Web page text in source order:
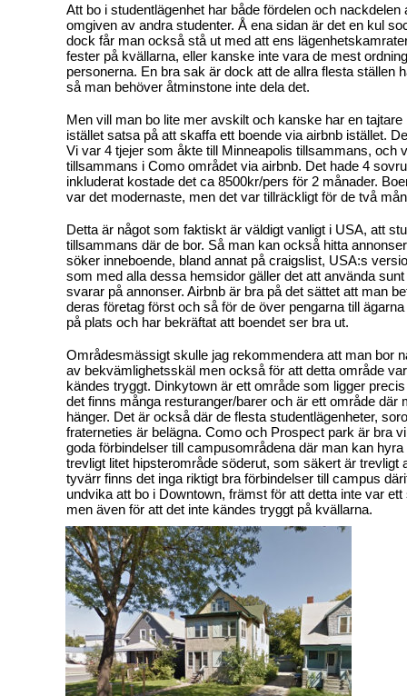
Att bo i studentlägenhet har både fördelen och nackdelen
omgiven av andra studenter. Å ena sidan är det en kul
dock får man också stå ut med att ens
fester på kvällarna, eller kanske inte vara de mest
personerna. En bra sak är dock att de allra flesta ställen
så man behöver åtminstone inte dela det.
Men vill man bo lite mer avskilt och kanske har en tajtare
istället satsa på att skaffa ett boende via airbnb istället.
Vi var 4 tjejer som åkte till Minneapolis tillsammans, och
tillsammans i Como området via airbnb. Det hade 4
inkluderat kostade det ca 8500kr/pers för 2 månader.
var det modernaste, men det var tillräckligt för de två
Detta är något som faktiskt är väldigt vanligt i USA, att
tillsammans där de bor. Så man kan också hitta
söker inneboende, bland annat på craigslist, USA:s
som med alla dessa hemsidor gäller det att använda
svarar på annonser. Airbnb är bra på det sättet att man
deras företag först och så för de över pengarna till
på plats och har bekräftat att boendet ser bra ut.
Områdesmässigt skulle jag rekommendera att man bor
av bekvämlighetsskäl men också för att detta område
kändes tryggt. Dinkytown är ett område som ligger
det finns många resturanger/barer och är ett område där
hänger. Det är också där de flesta studentlägenheter,
fraterneties är belägna. Como och Prospect park är bra
goda förbindelser till campusområdena där man kan
trevligt litet hipsterområde söderut, som säkert är trevligt
tyvärr finns det inga riktigt bra förbindelser till campus
undvika att bo i Downtown, främst för att detta inte var
men även för att det inte kändes tryggt på kvällarna.